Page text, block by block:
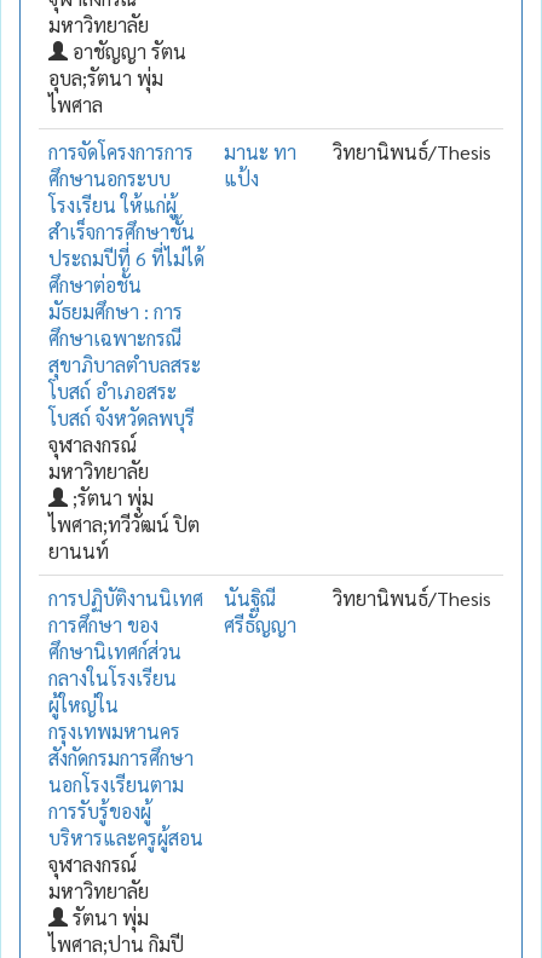
มหาวิทยาลัย
อาชัญญา รัตน
อุบล;รัตนา พุ่ม
ไพศาล
การจัดโครงการการ
ศึกษานอกระบบ
โรงเรียน ให้แก่ผู้
สำเร็จการศึกษาชั้น
ประถมปีที่ 6 ที่ไม่ได้
ศึกษาต่อชั้น
มัธยมศึกษา : การ
ศึกษาเฉพาะกรณี
สุขาภิบาลตำบลสระ
โบสถ์ อำเภอสระ
โบสถ์ จังหวัดลพบุรี
จุฬาลงกรณ์
มหาวิทยาลัย
;รัตนา พุ่ม
ไพศาล;ทวีวัฒน์ ปิต
ยานนท์
มานะ ทา
แป้ง
วิทยานิพนธ์/Thesis
การปฏิบัติงานนิเทศ
การศึกษา ของ
ศึกษานิเทศก์ส่วน
กลางในโรงเรียน
ผู้ใหญ่ใน
กรุงเทพมหานคร
สังกัดกรมการศึกษา
นอกโรงเรียนตาม
การรับรู้ของผู้
บริหารและครูผู้สอน
จุฬาลงกรณ์
มหาวิทยาลัย
รัตนา พุ่ม
ไพศาล;ปาน กิมปี
นันฐิณี
ศรีธัญญา
วิทยานิพนธ์/Thesis